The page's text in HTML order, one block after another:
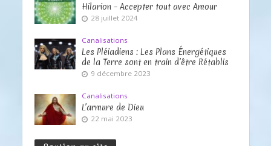
Hilarion – Accepter tout avec Amour
28 juillet 2024
Canalisations
Les Pléiadiens : Les Plans Énergétiques
de la Terre sont en train d’être Rétablis
9 décembre 2023
Canalisations
L’armure de Dieu
22 mai 2023